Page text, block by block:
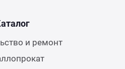
и ремонт